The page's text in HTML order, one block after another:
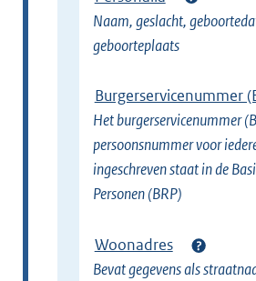
Naam, geslacht,
geboorteplaats
Burgerservicenummer
Het burgerservicenummer
persoonsnummer voor
ingeschreven staat in de
Personen (BRP)
Woonadres
Bevat gegevens als